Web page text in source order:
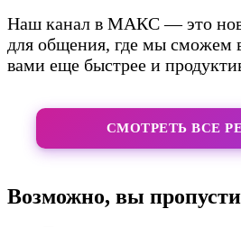
Наш канал в МАКС — это
для общения, где мы сможем
вами еще быстрее и
СМОТРЕТЬ ВСЕ
Возможно, вы